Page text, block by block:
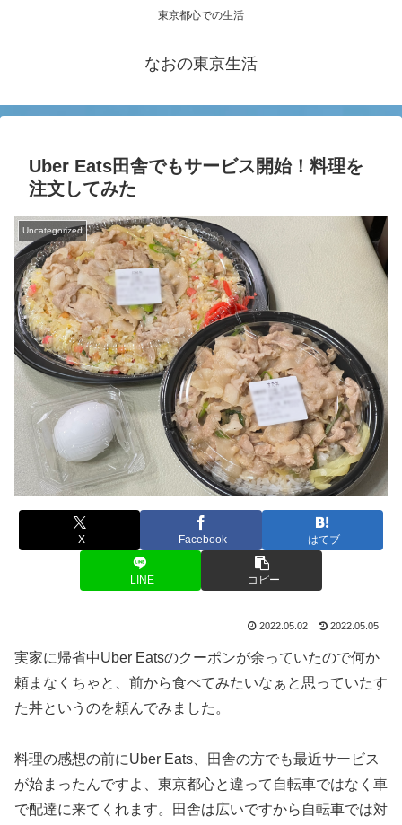
東京都心での生活
なおの東京生活
Uber Eats田舎でもサービス開始！料理を
注文してみた
Uncategorized
X Facebook はてブ
LINE コピー
2022.05.02 2022.05.05
実家に帰省中Uber Eatsのクーポンが余っていたので何か
頼まなくちゃと、前から食べてみたいなぁと思っていたす
た丼というのを頼んでみました。
料理の感想の前にUber Eats、田舎の方でも最近サービス
が始まったんですよ、東京都心と違って自転車ではなく車
で配達に来てくれます。田舎は広いですから自転車では対